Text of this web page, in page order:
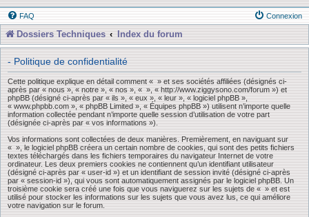
FAQ Connexion
Dossiers Techniques Index du forum
- Politique de confidentialité
Cette politique explique en détail comment « » et ses sociétés affiliées (désignés ci-
après par « nous », « notre », « nos », « », « http://www.ziggysono.com/forum ») et
phpBB (désigné ci-après par « ils », « eux », « leur », « logiciel phpBB »,
« www.phpbb.com », « phpBB Limited », « Équipes phpBB ») utilisent n’importe quelle
information collectée pendant n’importe quelle session d’utilisation de votre part
(désignée ci-après par « vos informations »).
Vos informations sont collectées de deux manières. Premièrement, en naviguant sur
« », le logiciel phpBB créera un certain nombre de cookies, qui sont des petits fichiers
textes téléchargés dans les fichiers temporaires du navigateur Internet de votre
ordinateur. Les deux premiers cookies ne contiennent qu’un identifiant utilisateur
(désigné ci-après par « user-id ») et un identifiant de session invité (désigné ci-après
par « session-id »), qui vous sont automatiquement assignés par le logiciel phpBB. Un
troisième cookie sera créé une fois que vous naviguerez sur les sujets de « » et est
utilisé pour stocker les informations sur les sujets que vous avez lus, ce qui améliore
votre navigation sur le forum.